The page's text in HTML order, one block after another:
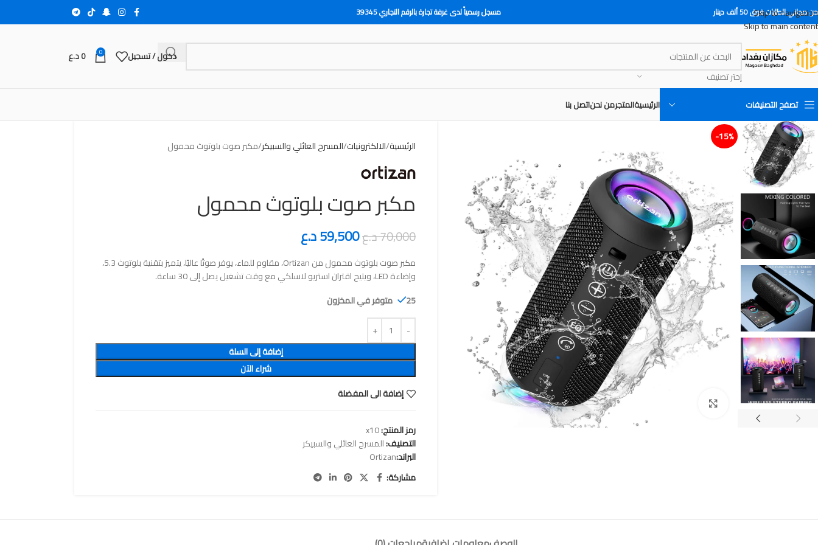
Skip to navigation
Skip to main content
للطلبات فوق 50 ألف دينار مسجل رسمياً لدى غرفة تجارة بالرقم التجاري 39345
إختر تصنيف
دخول / تسجيل 0
0د.ع
تصفح التصنيفات الرئيسيةالمتجرمن نحناتصل بنا
15%-
الرئيسية الالكترونيات المسرح العائلي والسبيكر مكبر صوت بلوتوث محمول
مكبر صوت بلوتوث محمول
70,000د.ع59,500د.ع
مكبر صوت بلوتوث محمول من Ortizan، مقاوم للماء، يوفر صوتًا عاليًا، يتميز بتقنية بلوتوث 5.3،
وإضاءة LED، ويتيح اقتران استريو لاسلكي مع وقت تشغيل يصل إلى 30 ساعة.
25 متوفر في المخزون
إضافة إلى السلة
شراء الآن
إضافة الى المفضلة
رمز المنتج:x10
التصنيف:المسرح العائلي والسبيكر
البراند:Ortizan
مشاركة: